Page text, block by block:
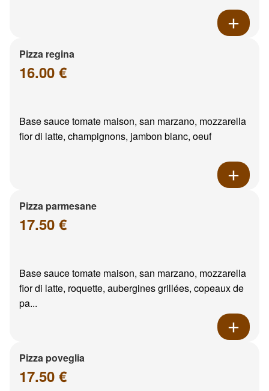
Pizza regina
16.00 €
Base sauce tomate maison, san marzano, mozzarella
fior di latte, champignons, jambon blanc, oeuf
Pizza parmesane
17.50 €
Base sauce tomate maison, san marzano, mozzarella
fior di latte, roquette, aubergines grillées, copeaux de
pa...
Pizza poveglia
17.50 €